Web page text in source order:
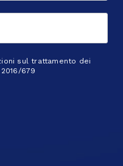
sul trattamento dei
679